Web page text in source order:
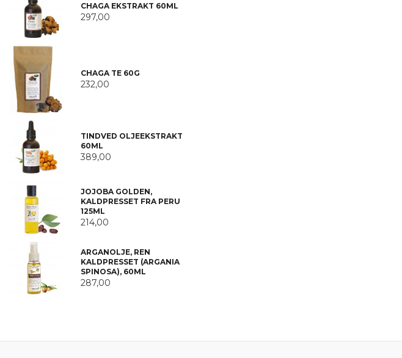
CHAGA EKSTRAKT 60ML
297,00
CHAGA TE 60G
232,00
TINDVED OLJEEKSTRAKT
60ML
389,00
JOJOBA GOLDEN,
KALDPRESSET FRA PERU
125ML
214,00
ARGANOLJE, REN
KALDPRESSET (ARGANIA
SPINOSA), 60ML
287,00